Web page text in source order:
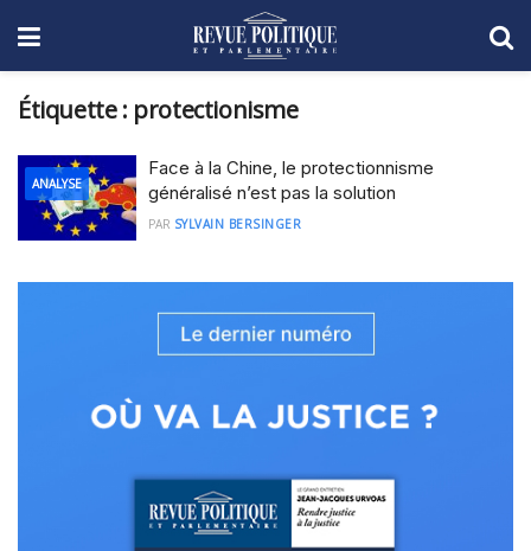
Étiquette : protectionisme
ANALYSE
Face à la Chine, le protectionnisme
généralisé n’est pas la solution
PAR SYLVAIN BERSINGER